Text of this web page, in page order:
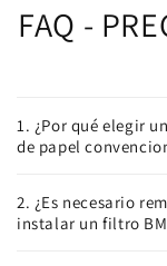
FAQ -
1. ¿Por qué elegir
de papel
2. ¿Es necesario
instalar un filtro